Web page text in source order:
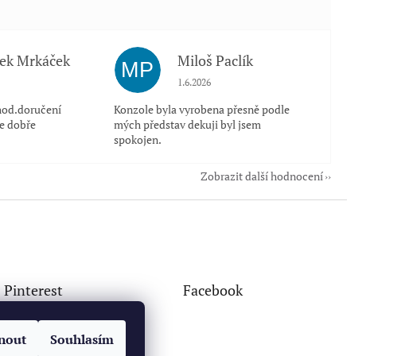
Souhlasím
Mrkáček
obchodu je 5 z 5 hvězdiček.
dobře
MP Miloš Paclík
Hodnocení obchodu je 5 z 5 hvězdiček.
1.6.2026
Konzole byla vyrobena přesně podle
mých představ dekuji byl jsem
spokojen.
Zobrazit další hodnocení
Pinterest Facebook